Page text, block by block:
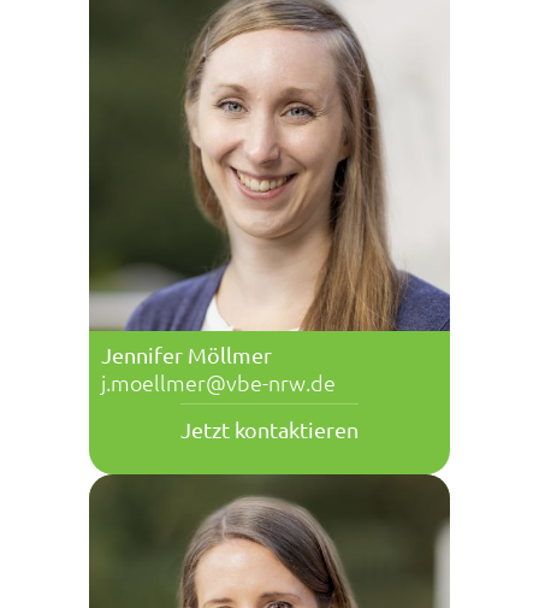
Jennifer Möllmer
j.moellmer@vbe-nrw.de
Jetzt kontaktieren